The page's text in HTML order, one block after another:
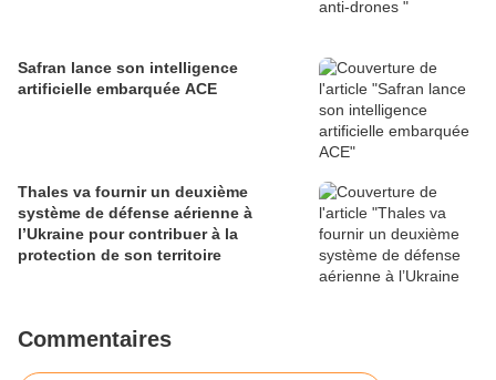
Safran lance son intelligence
artificielle embarquée ACE
Thales va fournir un deuxième
système de défense aérienne à
l’Ukraine pour contribuer à la
protection de son territoire
Commentaires